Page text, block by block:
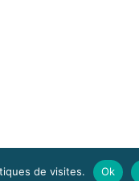
de visites. Ok